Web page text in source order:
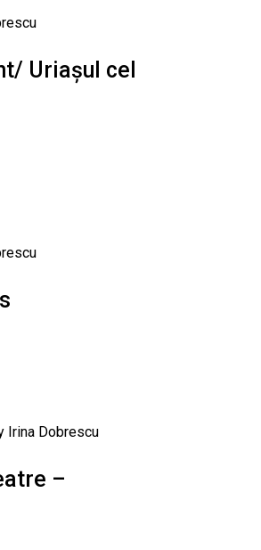
Uriașul cel
–